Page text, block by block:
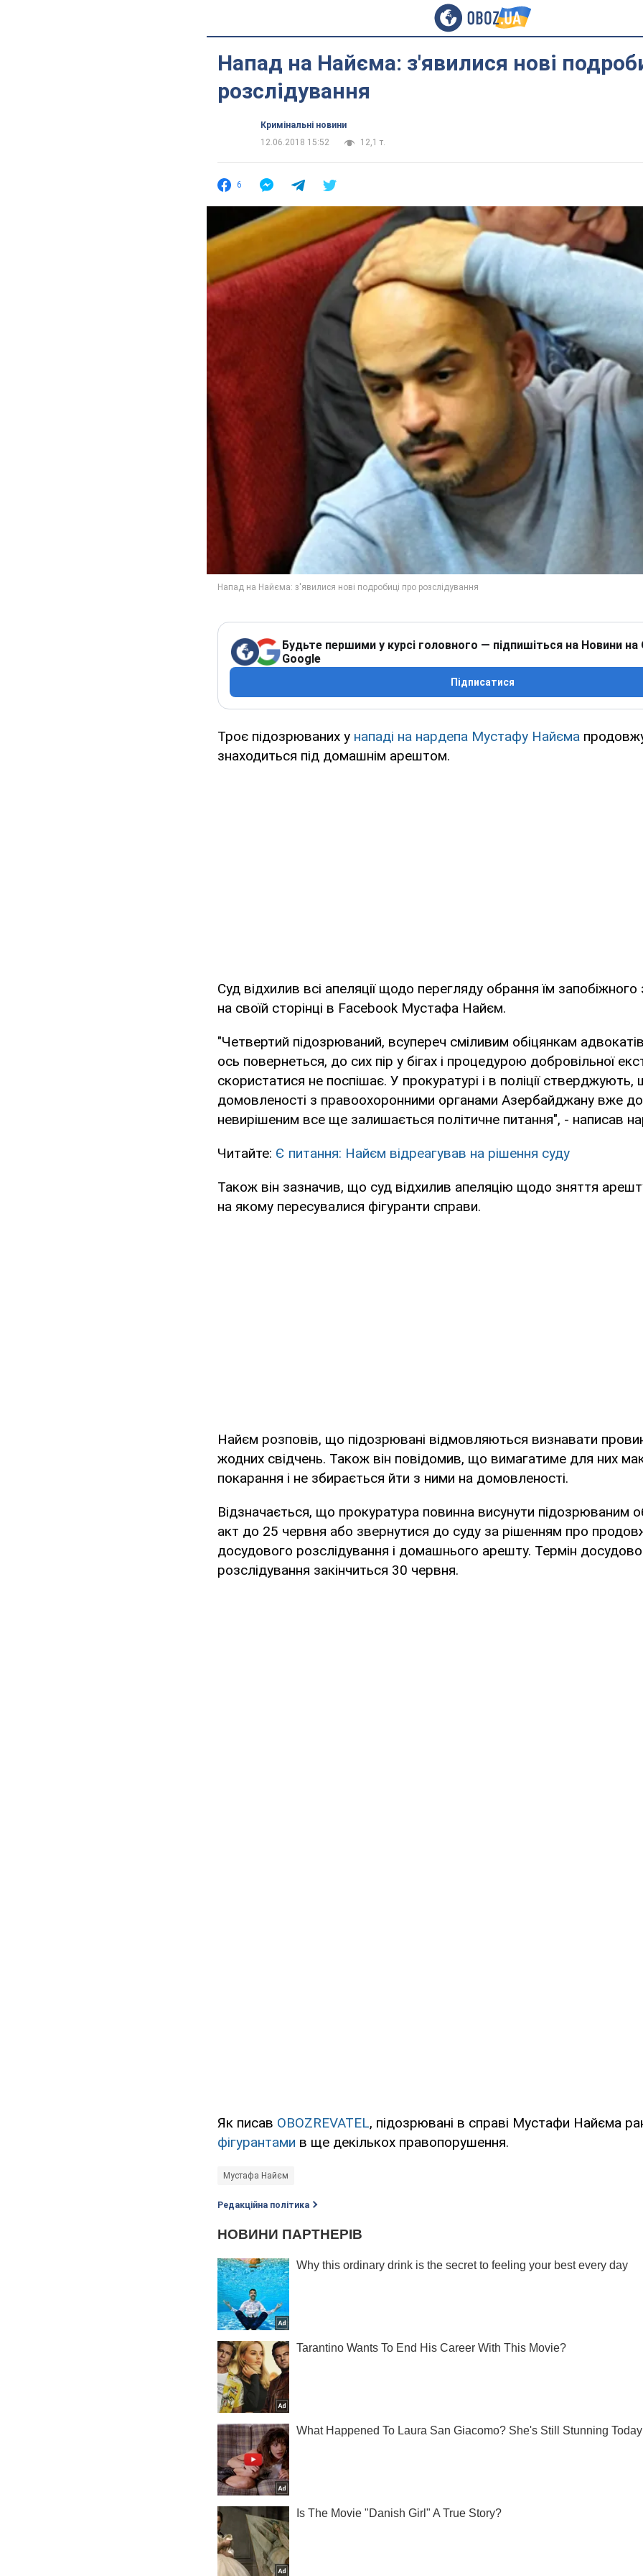
Напад на Найєма: з'явилися нові
розслідування
Кримінальні новини
12.06.2018 15:52
12,1 т.
6
Будьте першими у курсі головного — підпишіться на Новини на
Google
Підписатися
Троє підозрюваних у нападі на нардепа Мустафу Найєма
знаходиться під домашнім арештом.
Суд відхилив всі апеляції щодо перегляду обрання їм запобіжного
на своїй сторінці в Facebook Мустафа Найєм.
"Четвертий підозрюваний, всупереч сміливим обіцянкам
ось повернеться, до сих пір у бігах і процедурою добровільної
скористатися не поспішає. У прокуратурі і в поліції стверджують,
домовленості з правоохоронними органами Азербайджану вже
невирішеним все ще залишається політичне питання", - написав
Читайте: Є питання: Найєм відреагував на рішення суду
Також він зазначив, що суд відхилив апеляцію щодо зняття
на якому пересувалися фігуранти справи.
Найєм розповів, що підозрювані відмовляються визнавати
жодних свідчень. Також він повідомив, що вимагатиме для них
покарання і не збирається йти з ними на домовленості.
Відзначається, що прокуратура повинна висунути підозрюваним
акт до 25 червня або звернутися до суду за рішенням про
досудового розслідування і домашнього арешту. Термін
розслідування закінчиться 30 червня.
Як писав OBOZREVATEL, підозрювані в справі Мустафи Найєма
фігурантами в ще декількох правопорушення.
Мустафа Найєм
Редакційна політика